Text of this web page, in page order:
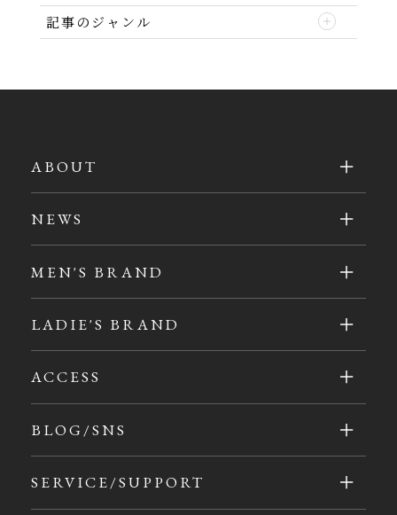
記事のジャンル
ABOUT
NEWS
MEN'S BRAND
LADIE'S BRAND
ACCESS
BLOG/SNS
SERVICE/SUPPORT